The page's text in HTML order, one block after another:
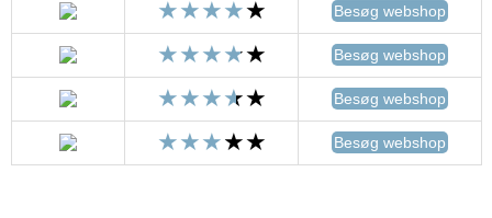
Besøg webshop
Besøg webshop
Besøg webshop
Besøg webshop